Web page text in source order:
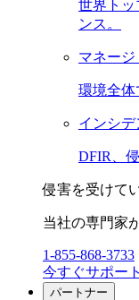
世界トッ
ンス。
マネー
環境全体
インシ
DFIR、
侵害を受けて
当社の専門家
1-855-868-3733
今すぐサポー
パートナー